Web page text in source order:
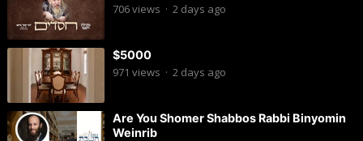
706views · 2 days ago
$5000
971 views · 2 days ago
Are You Shomer Shabbos Rabbi Binyomin
Weinrib